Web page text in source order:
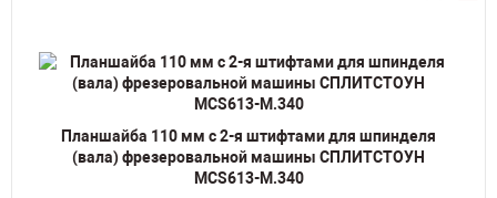
Планшайба 110 мм с 2-я штифтами для шпинделя
(вала) фрезеровальной машины СПЛИТСТОУН
MCS613-M.340